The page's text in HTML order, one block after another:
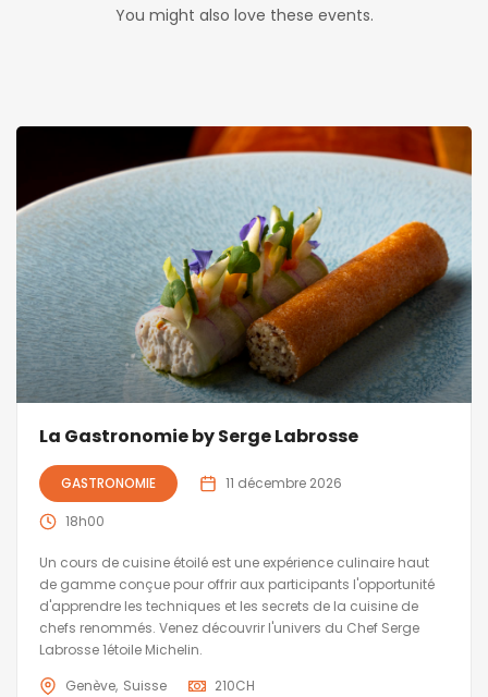
You might also love these events.
La Gastronomie by Serge Labrosse
GASTRONOMIE 11 décembre 2026
18h00
Un cours de cuisine étoilé est une expérience culinaire haut
de gamme conçue pour offrir aux participants l'opportunité
d'apprendre les techniques et les secrets de la cuisine de
chefs renommés. Venez découvrir l'univers du Chef Serge
Labrosse 1étoile Michelin.
Genève Suisse 210CH